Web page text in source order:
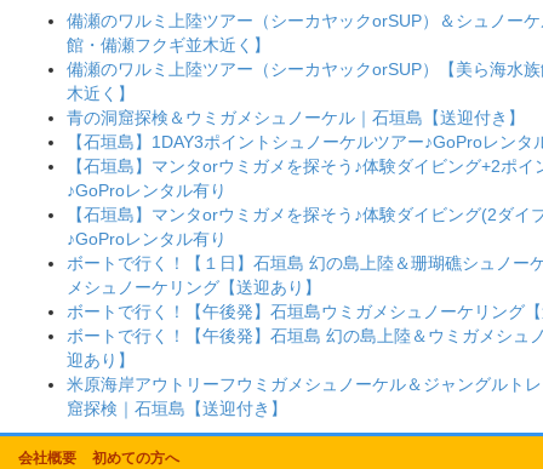
備瀬のワルミ上陸ツアー（シーカヤックorSUP）＆シュノー
館・備瀬フクギ並木近く】
備瀬のワルミ上陸ツアー（シーカヤックorSUP）【美ら海水
木近く】
青の洞窟探検＆ウミガメシュノーケル｜石垣島【送迎付き】
【石垣島】1DAY3ポイントシュノーケルツアー♪GoProレンタ
【石垣島】マンタorウミガメを探そう♪体験ダイビング+2ポイ
♪GoProレンタル有り
【石垣島】マンタorウミガメを探そう♪体験ダイビング(2ダイ
♪GoProレンタル有り
ボートで行く！【１日】石垣島 幻の島上陸＆珊瑚礁シュノー
メシュノーケリング【送迎あり】
ボートで行く！【午後発】石垣島ウミガメシュノーケリング
ボートで行く！【午後発】石垣島 幻の島上陸＆ウミガメシュ
迎あり】
米原海岸アウトリーフウミガメシュノーケル＆ジャングルト
窟探検｜石垣島【送迎付き】
会社概要 初めての方へ